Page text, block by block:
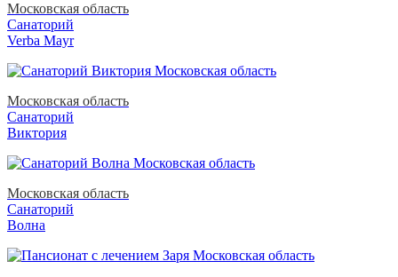
Московская область
Санаторий
Verba Mayr
Московская область
Санаторий
Виктория
Московская область
Санаторий
Волна